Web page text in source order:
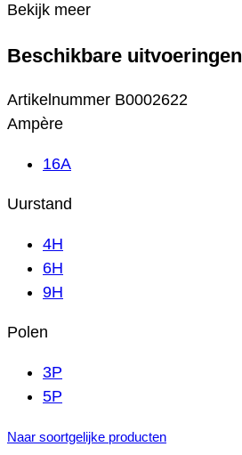
Bekijk meer
Beschikbare uitvoeringen
Artikelnummer B0002622
Ampère
16A
Uurstand
4H
6H
9H
Polen
3P
5P
Naar soortgelijke producten